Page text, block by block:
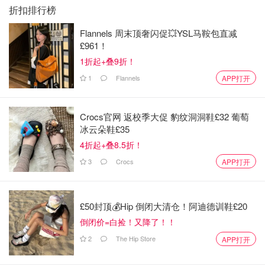
折扣排行榜
Flannels 周末顶奢闪促💥YSL马鞍包直减
£961！
1折起+叠9折！
1 Flannels APP打开
Crocs官网 返校季大促 豹纹洞洞鞋£32 葡萄
冰云朵鞋£35
4折起+叠8.5折！
3 Crocs APP打开
£50封顶💰Hip 倒闭大清仓！阿迪德训鞋£20
倒闭价=白捡！又降了！！
2 The Hip Store APP打开